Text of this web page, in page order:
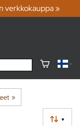
verkkokauppa »
‪»
▼